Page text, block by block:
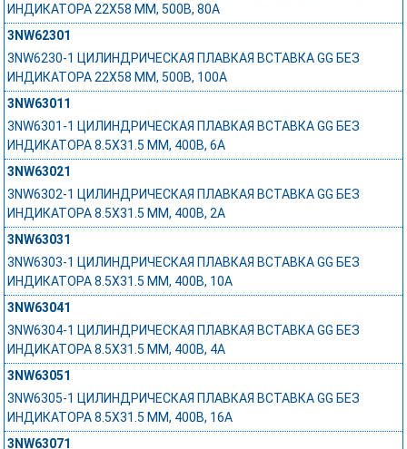
ИНДИКАТОРА 22Х58 ММ, 500В, 80А
3NW62301
3NW6230-1 ЦИЛИНДРИЧЕСКАЯ ПЛАВКАЯ ВСТАВКА GG БЕЗ
ИНДИКАТОРА 22Х58 ММ, 500В, 100А
3NW63011
3NW6301-1 ЦИЛИНДРИЧЕСКАЯ ПЛАВКАЯ ВСТАВКА GG БЕЗ
ИНДИКАТОРА 8.5Х31.5 ММ, 400В, 6А
3NW63021
3NW6302-1 ЦИЛИНДРИЧЕСКАЯ ПЛАВКАЯ ВСТАВКА GG БЕЗ
ИНДИКАТОРА 8.5Х31.5 ММ, 400В, 2А
3NW63031
3NW6303-1 ЦИЛИНДРИЧЕСКАЯ ПЛАВКАЯ ВСТАВКА GG БЕЗ
ИНДИКАТОРА 8.5Х31.5 ММ, 400В, 10А
3NW63041
3NW6304-1 ЦИЛИНДРИЧЕСКАЯ ПЛАВКАЯ ВСТАВКА GG БЕЗ
ИНДИКАТОРА 8.5Х31.5 ММ, 400В, 4А
3NW63051
3NW6305-1 ЦИЛИНДРИЧЕСКАЯ ПЛАВКАЯ ВСТАВКА GG БЕЗ
ИНДИКАТОРА 8.5Х31.5 ММ, 400В, 16А
3NW63071